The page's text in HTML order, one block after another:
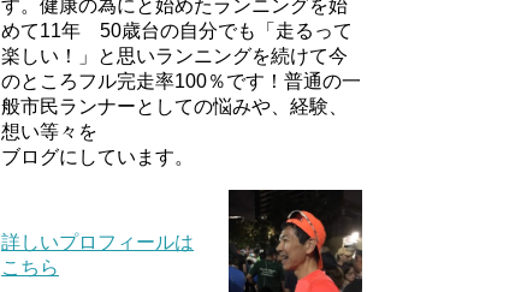
す。健康の為にと始めたランニングを始
めて11年 50歳台の自分でも「走るって
楽しい！」と思いランニングを続けて今
のところフル完走率100％です！普通の一
般市民ランナーとしての悩みや、経験、
想い等々を
ブログにしています。
詳しいプロフィールは
こちら